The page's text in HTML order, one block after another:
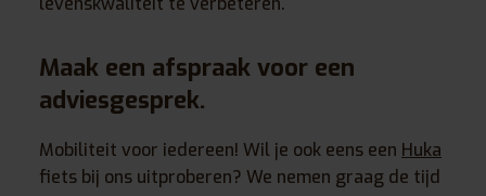
Maak een afspraak voor een
adviesgesprek.
Mobiliteit voor iedereen! Wil je ook eens een Huka
fiets bij ons uitproberen? We nemen graag de tijd